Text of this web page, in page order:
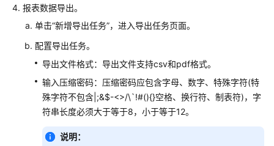
席
汇
总
表
座
席
外
报表数据导出。
单击“新增导出任务”，进入导出任务页面。
配置导出任务。
导出文件格式：导出文件支持csv和pdf格式。
输入压缩密码：压缩密码应包含字母、数字、特殊字符(特
殊字符不包含|;&$-<>/\`!#(){}空格、换行符、制表符)，字
符串长度必须大于等于8，小于等于12。
说明：